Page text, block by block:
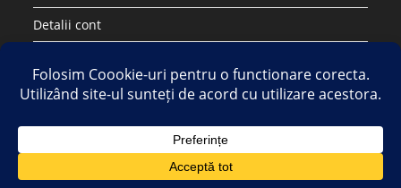
Detalii cont
Copyright 2026 - Strategic DIstribution Group